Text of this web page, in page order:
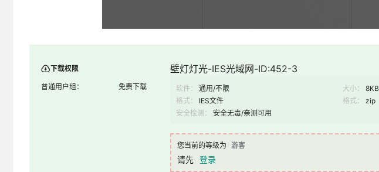
下载权限
普通用户组： 免费下载
壁灯灯光-IES光域网-ID:452-3
软件： 通用/不限 大小：
8KB
格式：
IES文件 格式：
zip
安全检测：
安全无毒/亲测可用
您当前的等级为 游客
请先 登录